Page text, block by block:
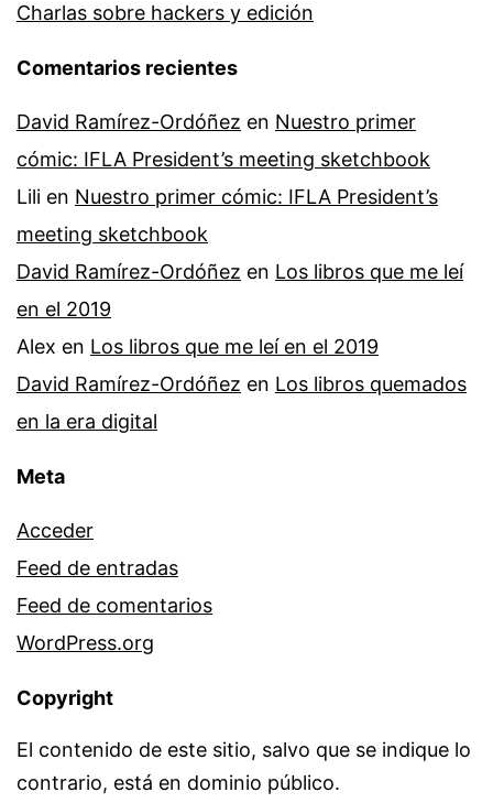
Charlas sobre hackers y edición
Comentarios recientes
David Ramírez-Ordóñez en Nuestro primer
cómic: IFLA President’s meeting sketchbook
Lili en Nuestro primer cómic: IFLA President’s
meeting sketchbook
David Ramírez-Ordóñez en Los libros que me leí
en el 2019
Alex en Los libros que me leí en el 2019
David Ramírez-Ordóñez en Los libros quemados
en la era digital
Meta
Acceder
Feed de entradas
Feed de comentarios
WordPress.org
Copyright
El contenido de este sitio, salvo que se indique lo
contrario, está en dominio público.